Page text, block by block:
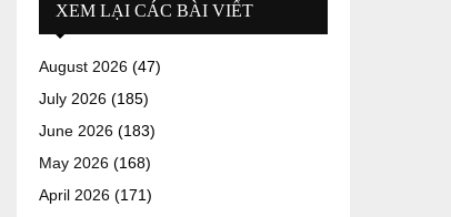
XEM LẠI CÁC BÀI VIẾT
August 2026 (47)
July 2026 (185)
June 2026 (183)
May 2026 (168)
April 2026 (171)